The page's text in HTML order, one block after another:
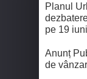
Planul
pe 19
Anunț
de